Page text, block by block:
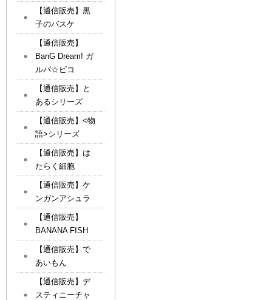
【通信販売】黒
子のバスケ
【通信販売】
BanG Dream! ガ
ルパ☆ピコ
【通信販売】と
あるシリーズ
【通信販売】<物
語>シリーズ
【通信販売】は
たらく細胞
【通信販売】ケ
ンガンアシュラ
【通信販売】
BANANA FISH
【通信販売】で
あいもん
【通信販売】デ
スティニーチャ